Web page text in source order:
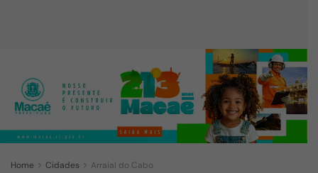
Home Cidades Arraial do Cabo